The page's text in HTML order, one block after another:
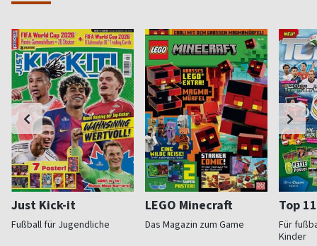
Just Kick-it
Fußball für Jugendliche
LEGO Minecraft
Das Magazin zum Game
Top 11
Für
Kinder